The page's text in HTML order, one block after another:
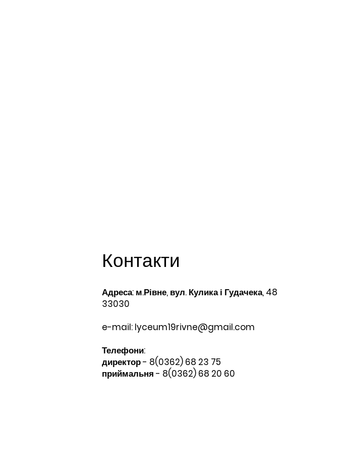
Контакти
Адреса: м.Рівне, вул. Кулика і Гудачека, 48
33030
e-mail: lyceum19rivne@gmail.com
Телефони:​
директор - 8(0362) 68 23 75
приймальня - 8(0362) 68 20 60